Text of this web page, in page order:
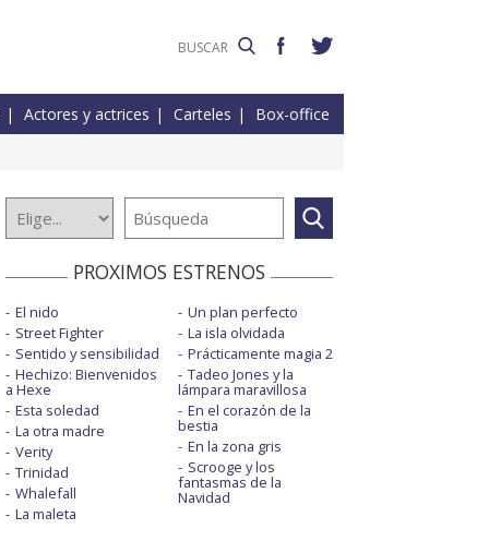
Actores y actrices Carteles Box-office
PROXIMOS ESTRENOS
El nido
Street Fighter
Sentido y sensibilidad
Hechizo: Bienvenidos
a Hexe
Esta soledad
La otra madre
Verity
Trinidad
Whalefall
La maleta
Un plan perfecto
La isla olvidada
Prácticamente magia 2
Tadeo Jones y la
lámpara maravillosa
En el corazón de la
bestia
En la zona gris
Scrooge y los
fantasmas de la
Navidad